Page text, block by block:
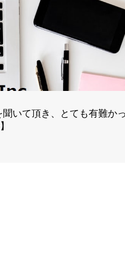
いて頂き、とても有難か